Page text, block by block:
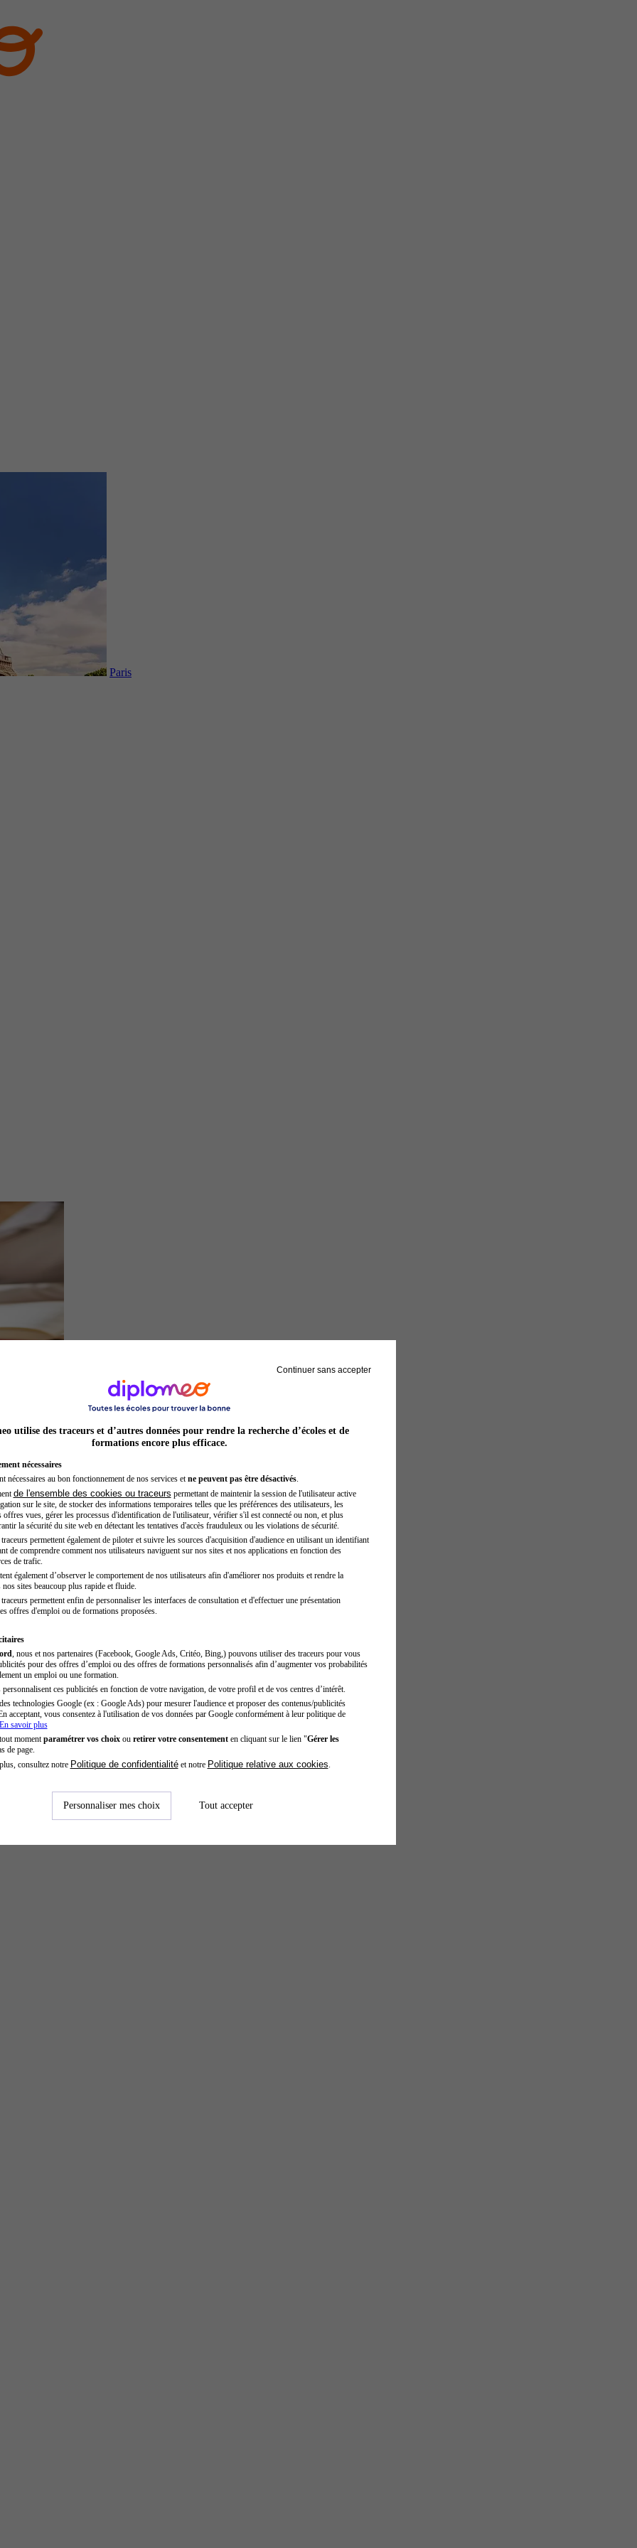
Paris
Continuer sans accepter
utilise des traceurs et d’autres données pour rendre la recherche d’écoles et de
formations encore plus efficace.
nécessaires
nécessaires au bon fonctionnement de nos services et ne peuvent pas être désactivés.
de l'ensemble des cookies ou traceurs permettant de maintenir la session de l'utilisateur active
sur le site, de stocker des informations temporaires telles que les préférences des utilisateurs, les
offres vues, gérer les processus d'identification de l'utilisateur, vérifier s'il est connecté ou non, et plus
la sécurité du site web en détectant les tentatives d'accès frauduleux ou les violations de sécurité.
permettent également de piloter et suivre les sources d'acquisition d'audience en utilisant un identifiant
de comprendre comment nos utilisateurs naviguent sur nos sites et nos applications en fonction des
de trafic.
également d’observer le comportement de nos utilisateurs afin d'améliorer nos produits et rendre la
sites beaucoup plus rapide et fluide.
permettent enfin de personnaliser les interfaces de consultation et d'effectuer une présentation
offres d'emploi ou de formations proposées.
, nous et nos partenaires (Facebook, Google Ads, Critéo, Bing,) pouvons utiliser des traceurs pour vous
pour des offres d’emploi ou des offres de formations personnalisés afin d’augmenter vos probabilités
un emploi ou une formation.
ces publicités en fonction de votre navigation, de votre profil et de vos centres d’intérêt.
technologies Google (ex : Google Ads) pour mesurer l'audience et proposer des contenus/publicités
acceptant, vous consentez à l'utilisation de vos données par Google conformément à leur politique de
savoir plus
moment paramétrer vos choixou retirer votre consentementen cliquant sur le lien "Gérer les
de page.
consultez notre Politique de confidentialitéet notre Politique relative aux cookies
Personnaliser mes choix Tout accepter